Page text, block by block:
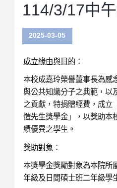
114/3/17中
2025-03-05
成立緣由與目的：
本校成嘉玲榮譽董事長為感
與公共知識分子之典範，以
之貢獻，特捐贈經費，成立
愷先生獎學金」，以獎助本
績優異之學生。
獎助對象 ：
本獎學金獎勵對象為本院所
年級及日間碩士班二年級學